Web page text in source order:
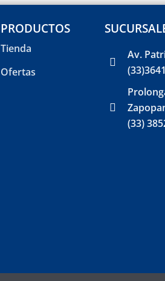
PRODUCTOS
Tienda
Ofertas
Av.
(33)